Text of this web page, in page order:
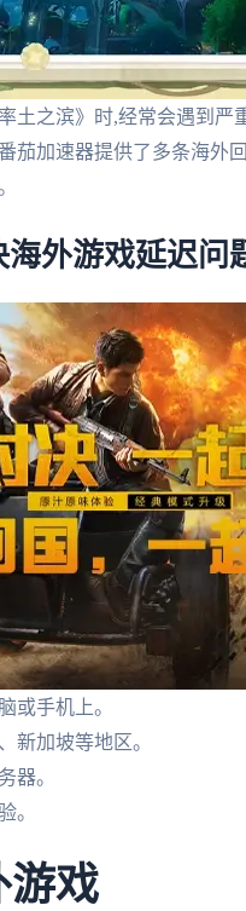
土之滨》时,经常会遇到严
茄加速器提供了多条海外
外游戏延迟问
或手机上。
新加坡等地区。
器。
。
游戏